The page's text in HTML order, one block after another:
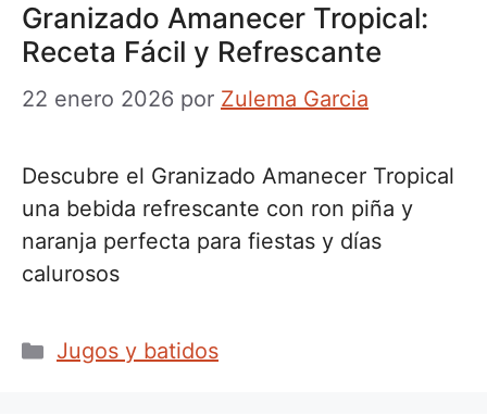
Granizado Amanecer Tropical:
Receta Fácil y Refrescante
22 enero 2026 por Zulema Garcia
Descubre el Granizado Amanecer Tropical
una bebida refrescante con ron piña y
naranja perfecta para fiestas y días
calurosos
Categorías
Jugos y batidos